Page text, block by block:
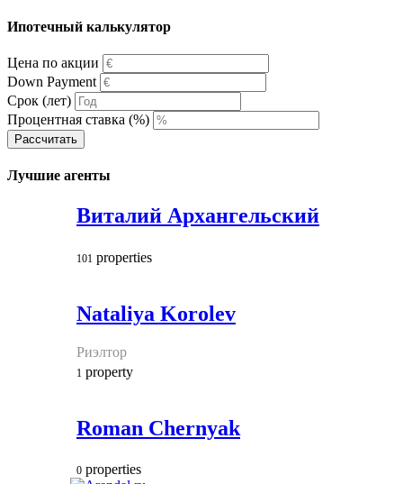
Ипотечный калькулятор
Цена по акции
Down Payment
Срок (лет)
Процентная ставка (%)
Рассчитать
Лучшие агенты
Виталий Архангельский
101 properties
Nataliya Korolev
Риэлтор
1 property
Roman Chernyak
0 properties